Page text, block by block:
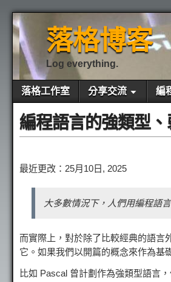
落格博客
Log everything.
落格工作室 分享交流 編
編程語言的強類型
最近更改：25月10日, 2025
大多數情況下，人們用編程語
而實際上，對於除了比較經典的語
它。如果我們以開篇的概念來作為基
比如 Pascal 曾計劃作為強類型語言